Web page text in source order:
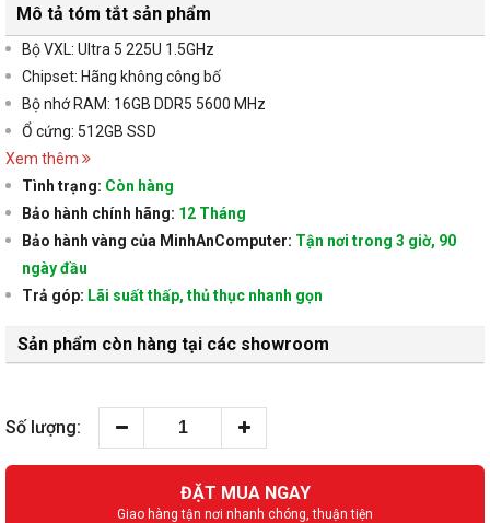
Mô tả tóm tắt sản phẩm
Bộ VXL: Ultra 5 225U 1.5GHz
Chipset: Hãng không công bố
Bộ nhớ RAM: 16GB DDR5 5600 MHz
Ổ cứng: 512GB SSD
Xem thêm
Tình trạng: Còn hàng
Bảo hành chính hãng: 12 Tháng
Bảo hành vàng của MinhAnComputer: Tận nơi trong 3 giờ, 90
ngày đầu
Trả góp: Lãi suất thấp, thủ thục nhanh gọn
Sản phẩm còn hàng tại các showroom
Số lượng:
ĐẶT MUA NGAY
Giao hàng tận nơi nhanh chóng, thuận tiện